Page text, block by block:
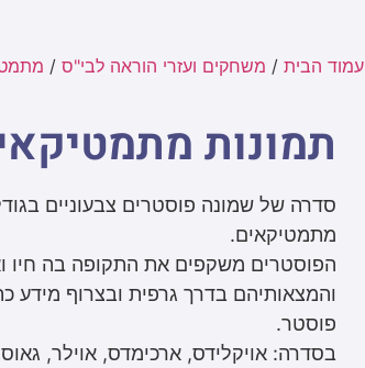
עמוד הבית/ משחקים ועזרי הוראה לבי"ס/
תמונות
מתמטיקאים.
הפוסטרים משקפים את התקופה בה חיו
והמצאותיהם בדרך גרפית ובצרוף מידע
פוסטר.
בסדרה: אויקלידס, ארכימדס, אוילר,